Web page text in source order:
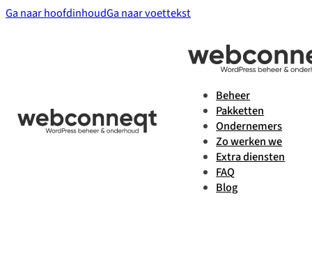
Ga naar hoofdinhoudGa naar voettekst
Beheer
Pakketten
Ondernemers
Zo werken we
Extra diensten
FAQ
Blog